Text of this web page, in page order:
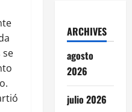
se
ARCHIVES
agosto
2026
julio 2026